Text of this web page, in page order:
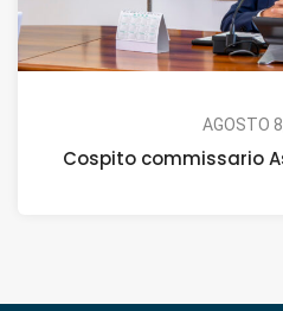
AGOSTO
Cospito commissario